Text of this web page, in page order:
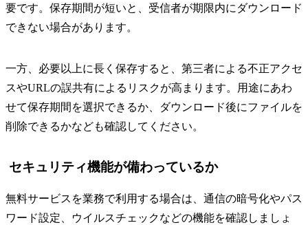
要です。保存期間が短いと、受信者が期限内にダウンロード
できない場合があります。
一方、必要以上に長く保存すると、第三者による不正アクセ
スやURLの誤共有によるリスクが高まります。用途にあわ
せて保存期間を選択できるか、ダウンロード後にファイルを
削除できるかなども確認してください。
セキュリティ機能が備わっているか
無料サービスを業務で利用する場合は、通信の暗号化やパス
ワード設定、ウイルスチェックなどの機能を確認しましょ